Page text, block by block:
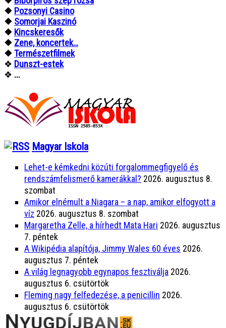
❖ Pozsonyi Casino
❖ Somorjai Kaszinó
❖ Kincskeresők
❖ Zene, koncertek…
❖Természetfilmek
❖ Dunszt-estek
❖ ...
Magyar Iskola
Lehet-e kémkedni közúti forgalommegfigyelő és
rendszámfelismerő kamerákkal? 2026. augusztus 8.
szombat
Amikor elnémult a Niagara – a nap, amikor elfogyott a
víz 2026. augusztus 8. szombat
Margaretha Zelle, a hírhedt Mata Hari 2026. augusztus
7. péntek
A Wikipédia alapítója, Jimmy Wales 60 éves 2026.
augusztus 7. péntek
A világ legnagyobb egynapos fesztiválja 2026.
augusztus 6. csütörtök
Fleming nagy felfedezése, a penicillin 2026.
augusztus 6. csütörtök